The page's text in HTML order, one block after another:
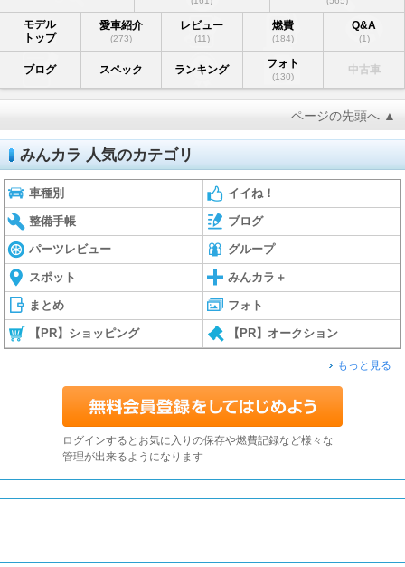
モデル
トップ
愛車紹介
(273)
レビュー
(11)
燃費
(184)
Q&A
(1)
ブログ スペック ランキング フォト
(130)
中古車
ページの先頭へ ▲
みんカラ 人気のカテゴリ
車種別 イイね！
整備手帳 ブログ
パーツレビュー グループ
スポット みんカラ＋
まとめ フォト
【PR】ショッピング 【PR】オークション
もっと見る
ログインするとお気に入りの保存や燃費記録など様々な
管理が出来るようになります